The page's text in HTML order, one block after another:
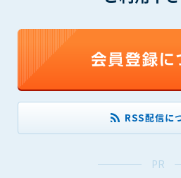
RSS配信に
PR
第7条（登録内容の削除）
管理者は、会員が登録した内容が
恐れのあるものは、会員の承諾なく
(1) 登録されている情報が、第6条の
と管理者が、判断した場合
(2) 建設資料館の運営および保守管
(3) 広告掲載料金の支払が遅延した場
第8条（サービスの変更・中止等）